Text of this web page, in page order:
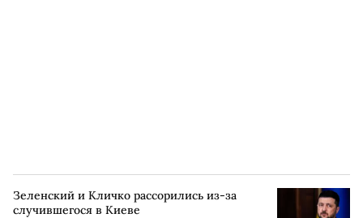
Зеленский и Кличко рассорились из-за
случившегося в Киеве